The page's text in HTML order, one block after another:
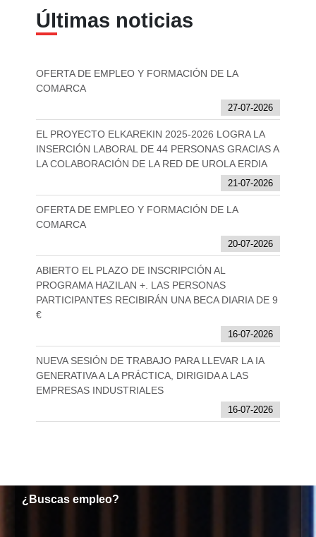
Últimas noticias
OFERTA DE EMPLEO Y FORMACIÓN DE LA
COMARCA
27-07-2026
EL PROYECTO ELKAREKIN 2025-2026 LOGRA LA
INSERCIÓN LABORAL DE 44 PERSONAS GRACIAS A
LA COLABORACIÓN DE LA RED DE UROLA ERDIA
21-07-2026
OFERTA DE EMPLEO Y FORMACIÓN DE LA
COMARCA
20-07-2026
ABIERTO EL PLAZO DE INSCRIPCIÓN AL
PROGRAMA HAZILAN +. LAS PERSONAS
PARTICIPANTES RECIBIRÁN UNA BECA DIARIA DE 9
€
16-07-2026
NUEVA SESIÓN DE TRABAJO PARA LLEVAR LA IA
GENERATIVA A LA PRÁCTICA, DIRIGIDA A LAS
EMPRESAS INDUSTRIALES
16-07-2026
¿Buscas empleo?